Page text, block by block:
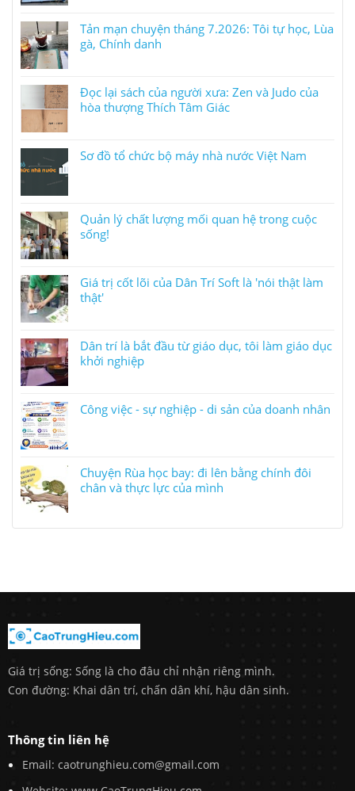
Tản mạn chuyện tháng 7.2026: Tôi tự học, Lùa
gà, Chính danh
Đọc lại sách của người xưa: Zen và Judo của
hòa thượng Thích Tâm Giác
Sơ đồ tổ chức bộ máy nhà nước Việt Nam
Quản lý chất lượng mối quan hệ trong cuộc
sống!
Giá trị cốt lõi của Dân Trí Soft là 'nói thật làm
thật'
Dân trí là bắt đầu từ giáo dục, tôi làm giáo dục
khởi nghiệp
Công việc - sự nghiệp - di sản của doanh nhân
Chuyện Rùa học bay: đi lên bằng chính đôi
chân và thực lực của mình
Giá trị sống: Sống là cho đâu chỉ nhận riêng mình.
Con đường: Khai dân trí, chấn dân khí, hậu dân sinh.
Thông tin liên hệ
Email: caotrunghieu.com@gmail.com